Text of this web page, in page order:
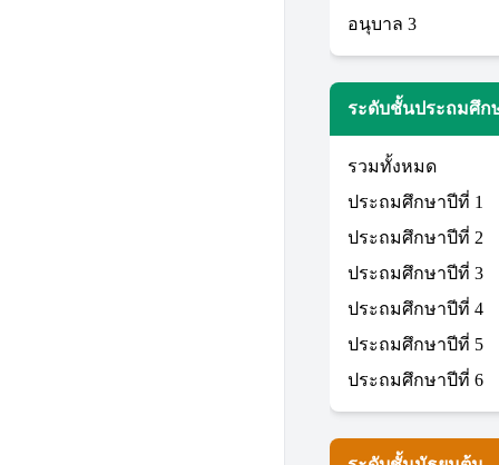
อนุบาล 3
ระดับชั้นประถมศึก
รวมทั้งหมด
ประถมศึกษาปีที่ 1
ประถมศึกษาปีที่ 2
ประถมศึกษาปีที่ 3
ประถมศึกษาปีที่ 4
ประถมศึกษาปีที่ 5
ประถมศึกษาปีที่ 6